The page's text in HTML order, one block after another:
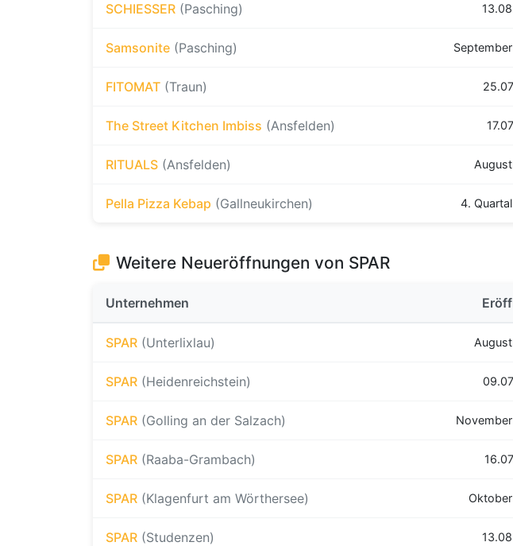
SCHIESSER (Pasching)
Samsonite (Pasching)
FITOMAT (Traun)
The Street Kitchen Imbiss (Ansfelden)
RITUALS (Ansfelden)
Pella Pizza Kebap (Gallneukirchen) 4.
Weitere Neueröffnungen von SPAR
Unternehmen
SPAR (Unterlixlau)
SPAR (Heidenreichstein)
SPAR (Golling an der Salzach)
SPAR (Raaba-Grambach)
SPAR (Klagenfurt am Wörthersee)
SPAR (Studenzen)